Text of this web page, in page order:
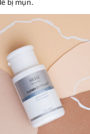
bị mụn.